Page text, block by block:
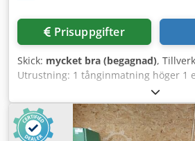
Prisuppgifter
Skick: mycket bra (begagnad),
Utrustning: 1 tånginmatning höger 1
2 smal-smalslädeaggregat 3
Dcsdpfx Ajpq H Upjkwek
3,5 mm Bandbredd: upp till 32 mm
till 170 mm Kapacitet: upp till 250/